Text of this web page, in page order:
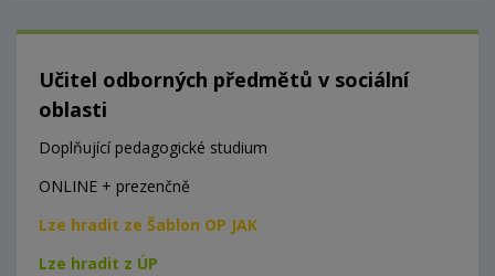
Učitel odborných předmětů v sociální
oblasti
Doplňující pedagogické studium
ONLINE + prezenčně
Lze hradit ze Šablon OP JAK
Lze hradit z ÚP